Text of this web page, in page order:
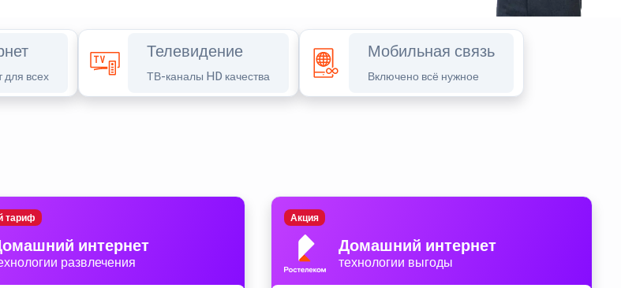
для всех
Телевидение
ТВ-каналы HD качества
Мобильная связь
Включено всё нужное
интернет
развлечения
тариф
Домашний интернет
технологии выгоды
Акция